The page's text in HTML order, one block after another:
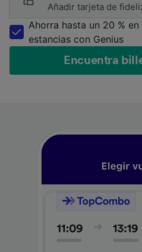
Añadir tarjeta de
Ahorra hasta un 20 % en
estancias con Genius
Encuentra